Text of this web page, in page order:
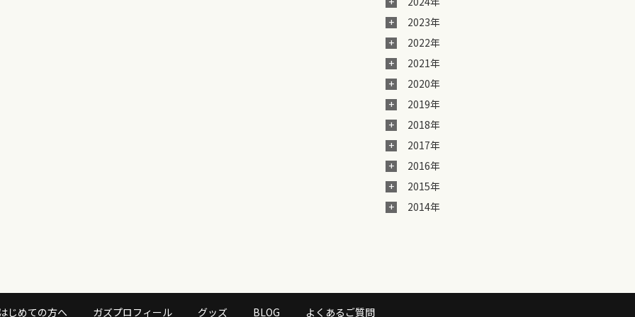
2023年
2022年
2021年
2020年
2019年
2018年
2017年
2016年
2015年
2014年
じめての方へ ガズプロフィール グッズ BLOG よくあるご質問